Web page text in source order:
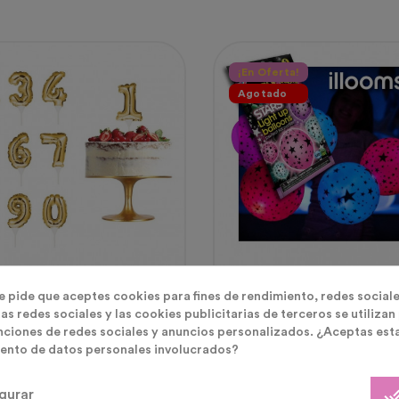
Globo De Número
Autohinchable
€
¡En Oferta!
Agotado
5 Globos LED Estrellas
Precio
2,90 €
pide que aceptes cookies para fines de rendimiento, redes
redes sociales y las cookies publicitarias de terceros se utilizan
de redes sociales y anuncios personalizados. ¿Aceptas
de datos personales involucrados?